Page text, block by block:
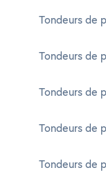
Tondeurs de
Tondeurs de
Tondeurs de
Tondeurs de
Tondeurs de